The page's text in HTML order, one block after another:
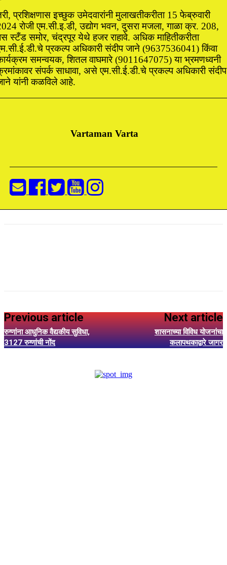
प्रशिक्षणास इच्छुक उमेदवारांनी मुलाखतीकरीता 15 फेब्रुवारी
रोजी एम.सी.इ.डी, उद्योग भवन, दुसरा मजला, गाळा क्र. 208,
स्टँड समोर, चंद्रपूर येथे हजर राहावे. अधिक माहितीकरीता
प्रकल्प अधिकारी संदीप जाने (9637536041) किंवा
समन्वयक, शितल वाघमारे (9011647075) या भ्रमणध्वनी
संपर्क साधावा, असे एम.सी.ई.डी.चे प्रकल्प अधिकारी संदीप
यांनी कळविले आहे.
Vartaman Varta
Previous article
रुग्णांना आधुनिक वैद्यकीय सुविधा,
3127 रुग्णांची नोंद
Next article
शासनाच्या विविध योजनांचा
कलापथकाद्वारे जागर